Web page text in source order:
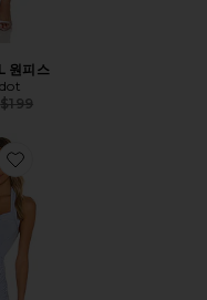
원피스
Previous price:
$199
Favorite SWEETHEART 가운